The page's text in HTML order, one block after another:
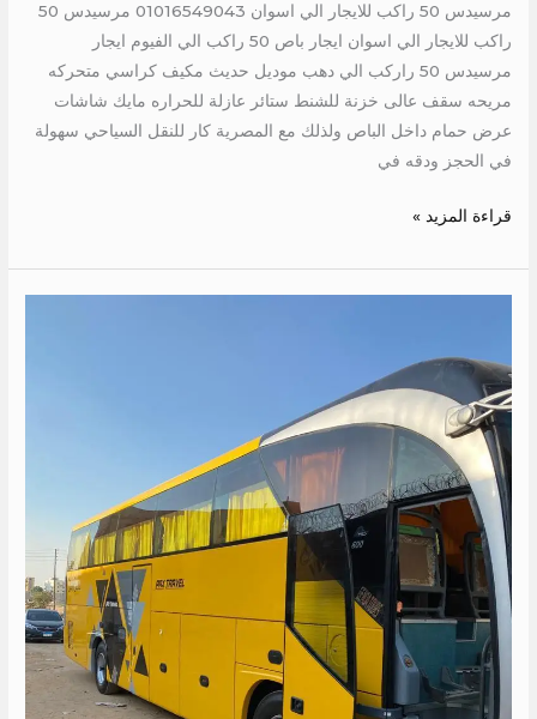
مرسيدس 50 راكب للايجار الي اسوان 01016549043 مرسيدس 50
راكب للايجار الي اسوان ايجار باص 50 راكب الي الفيوم ايجار
مرسيدس 50 راركب الي دهب موديل حديث مكيف كراسي متحركه
مريحه سقف عالى خزنة للشنط ستائر عازلة للحراره مايك شاشات
عرض حمام داخل الباص ولذلك مع المصرية كار للنقل السياحي سهولة
في الحجز ودقه في
قراءة المزيد »
50
راكب
الي
الفيوم